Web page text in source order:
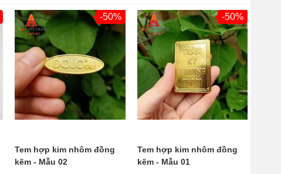
-50%
Tem hợp kim nhôm đồng
kẽm - Mẫu 02
-50%
Tem hợp kim nhôm đồng
kẽm - Mẫu 01